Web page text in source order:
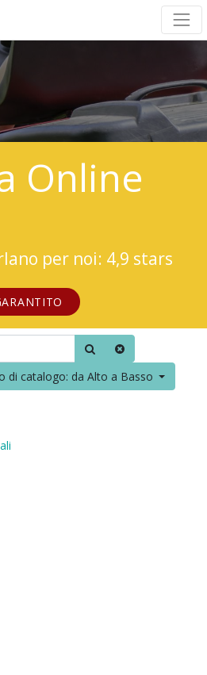
Online
per noi: 4,9 stars
di catalogo: da Alto a Basso